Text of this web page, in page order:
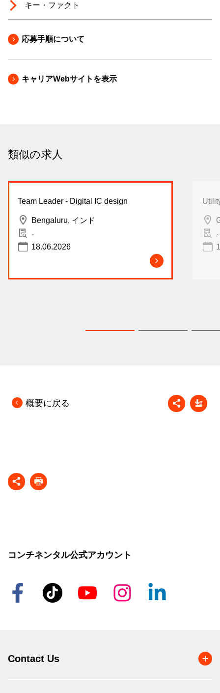
キー・ファクト
応募手順について
キャリアWebサイトを表示
類似の求人
Team Leader - Digital IC design
Bengaluru, インド
-
18.06.2026
-
概要に戻る
コンチネンタル公式アカウント
Contact Us